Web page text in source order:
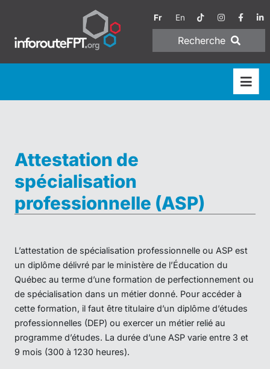
Fr En
Recherche
Attestation de
spécialisation
professionnelle (ASP)
L’attestation de spécialisation professionnelle ou ASP est
un diplôme délivré par le ministère de l’Éducation du
Québec au terme d’une formation de perfectionnement ou
de spécialisation dans un métier donné. Pour accéder à
cette formation, il faut être titulaire d’un diplôme d’études
professionnelles (DEP) ou exercer un métier relié au
programme d’études. La durée d’une ASP varie entre 3 et
9 mois (300 à 1230 heures).